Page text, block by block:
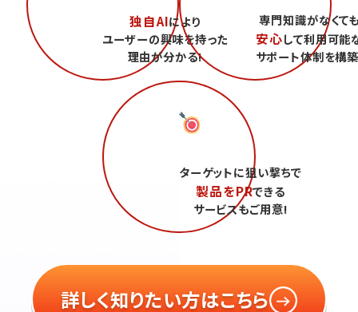
独自AIにより
ユーザーの興味を持った
理由が分かる!
専門知識がなくて
安心して利用可能
サポート体制を構
ターゲットに狙い撃ちで
製品をPRできる
サービスもご用意!
詳しく知りたい方はこちら